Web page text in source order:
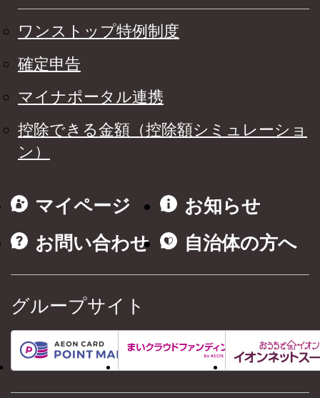
ワンストップ特例制度
確定申告
マイナポータル連携
控除できる金額（控除額シミュレーショ
ン）
マイページ
お知らせ
お問い合わせ
自治体の方へ
グループサイト